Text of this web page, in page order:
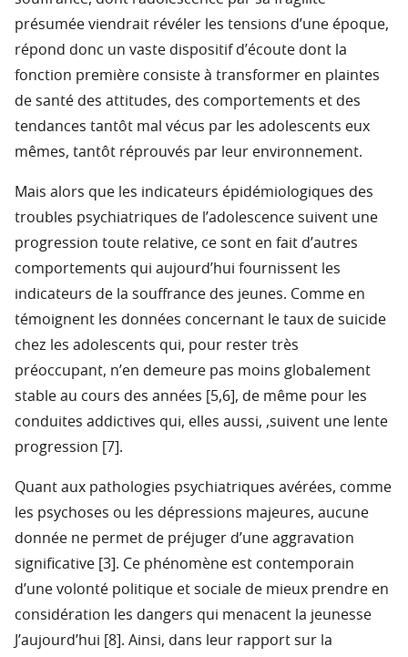
présumée viendrait révéler les tensions d’une époque,
répond donc un vaste dispositif d’écoute dont la
fonction première consiste à transformer en plaintes
de santé des attitudes, des comportements et des
tendances tantôt mal vécus par les adolescents eux
mêmes, tantôt réprouvés par leur environnement.
Mais alors que les indicateurs épidémiologiques des
troubles psychiatriques de l’adolescence suivent une
progression toute relative, ce sont en fait d’autres
comportements qui aujourd’hui fournissent les
indicateurs de la souffrance des jeunes. Comme en
témoignent les données concernant le taux de suicide
chez les adolescents qui, pour rester très
préoccupant, n’en demeure pas moins globalement
stable au cours des années [5,6], de même pour les
conduites addictives qui, elles aussi, ,suivent une lente
progression [7].
Quant aux pathologies psychiatriques avérées, comme
les psychoses ou les dépressions majeures, aucune
donnée ne permet de préjuger d’une aggravation
significative [3]. Ce phénomène est contemporain
d’une volonté politique et sociale de mieux prendre en
considération les dangers qui menacent la jeunesse
J’aujourd’hui [8]. Ainsi, dans leur rapport sur la